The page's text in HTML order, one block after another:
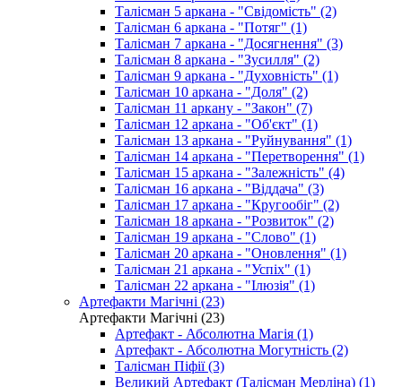
Талісман 5 аркана - "Свідомість" (2)
Талісман 6 аркана - "Потяг" (1)
Талісман 7 аркана - "Досягнення" (3)
Талісман 8 аркана - "Зусилля" (2)
Талісман 9 аркана - "Духовність" (1)
Талісман 10 аркана - "Доля" (2)
Талісман 11 аркану - "Закон" (7)
Талісман 12 аркана - "Об'єкт" (1)
Талісман 13 аркана - "Руйнування" (1)
Талісман 14 аркана - "Перетворення" (1)
Талісман 15 аркана - "Залежність" (4)
Талісман 16 аркана - "Віддача" (3)
Талісман 17 аркана - "Кругообіг" (2)
Талісман 18 аркана - "Розвиток" (2)
Талісман 19 аркана - "Слово" (1)
Талісман 20 аркана - "Оновлення" (1)
Талісман 21 аркана - "Успіх" (1)
Талісман 22 аркана - "Ілюзія" (1)
Артефакти Магічні (23)
Артефакти Магічні (23)
Артефакт - Абсолютна Магія (1)
Артефакт - Абсолютна Могутність (2)
Талісман Піфії (3)
Великий Артефакт (Талісман Мерліна) (1)